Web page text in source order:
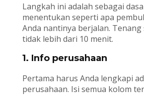
Langkah ini adalah sebagai
menentukan seperti apa
Anda nantinya berjalan. Tenang
tidak lebih dari 10 menit.
1. Info perusahaan
Pertama harus Anda lengkapi
perusahaan. Isi semua kolom